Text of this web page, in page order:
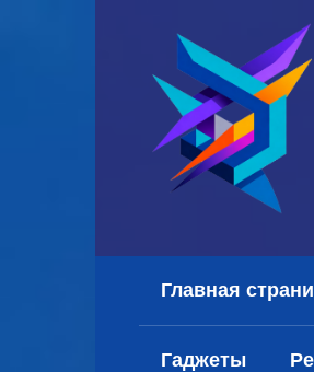
Главная
Гаджеты